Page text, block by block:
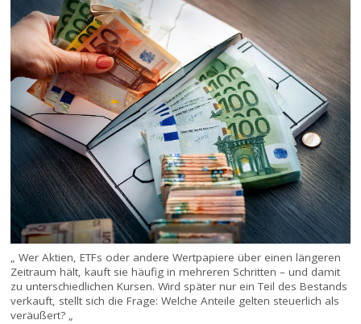
„ Wer Aktien, ETFs oder andere Wertpapiere über einen längeren
Zeitraum hält, kauft sie häufig in mehreren Schritten – und damit
zu unterschiedlichen Kursen. Wird später nur ein Teil des Bestands
verkauft, stellt sich die Frage: Welche Anteile gelten steuerlich als
veräußert? „